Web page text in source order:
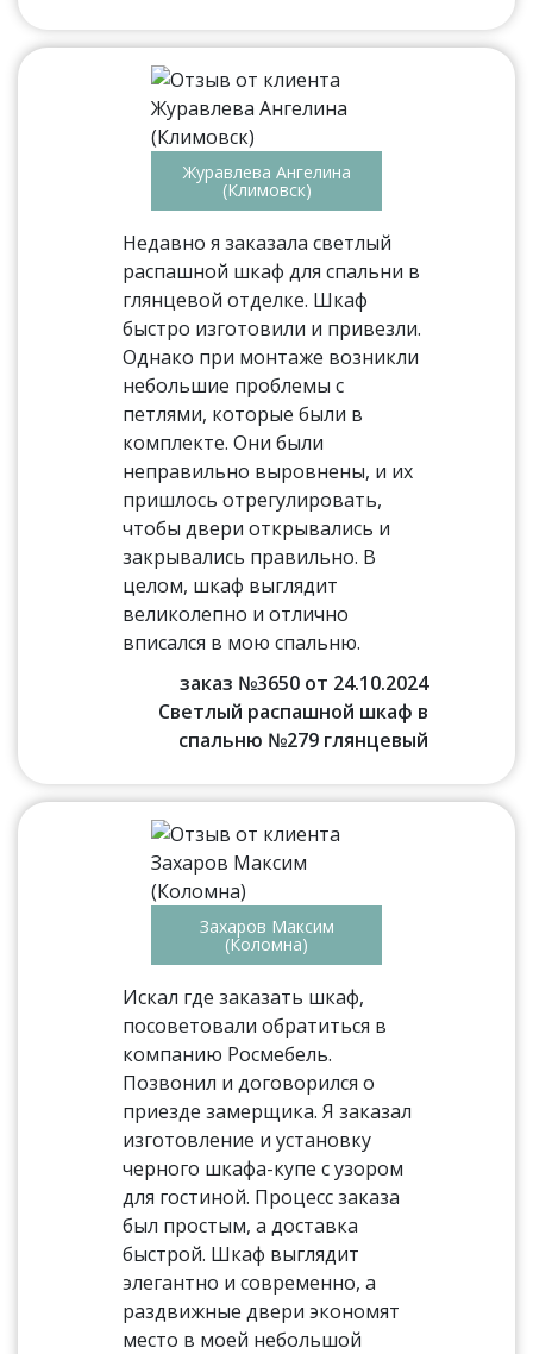
Журавлева Ангелина
(Климовск)
Недавно я заказала светлый
распашной шкаф для спальни в
глянцевой отделке. Шкаф
быстро изготовили и привезли.
Однако при монтаже возникли
небольшие проблемы с
петлями, которые были в
комплекте. Они были
неправильно выровнены, и их
пришлось отрегулировать,
чтобы двери открывались и
закрывались правильно. В
целом, шкаф выглядит
великолепно и отлично
вписался в мою спальню.
заказ №3650 от 24.10.2024
Светлый распашной шкаф в
спальню №279 глянцевый
Захаров Максим
(Коломна)
Искал где заказать шкаф,
посоветовали обратиться в
компанию Росмебель.
Позвонил и договорился о
приезде замерщика. Я заказал
изготовление и установку
черного шкафа-купе с узором
для гостиной. Процесс заказа
был простым, а доставка
быстрой. Шкаф выглядит
элегантно и современно, а
раздвижные двери экономят
место в моей небольшой